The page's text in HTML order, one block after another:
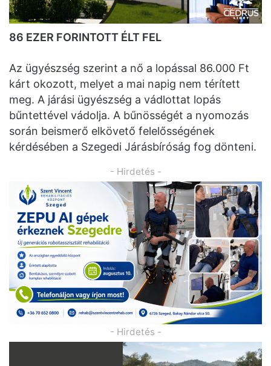
86 EZER FORINTOTT ÉLT FEL
Az ügyészség szerint a nő a lopással 86.000 Ft
kárt okozott, melyet a mai napig nem térített
meg. A járási ügyészség a vádlottat lopás
bűntettével vádolja. A bűnösségét a nyomozás
során beismerő elkövető felelősségének
kérdésében a Szegedi Járásbíróság fog dönteni.
- Hirdetés -
- Hirdetés -